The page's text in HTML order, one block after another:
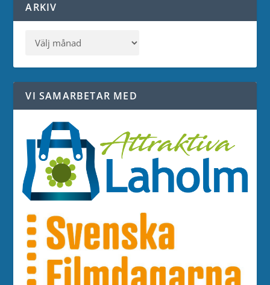
ARKIV
VI SAMARBETAR MED